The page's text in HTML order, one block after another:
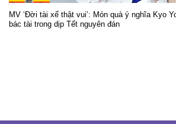
MV ‘Đời tài xế thật vui’: Món quà ý nghĩa Kyo
bác tài trong dịp Tết nguyên đán